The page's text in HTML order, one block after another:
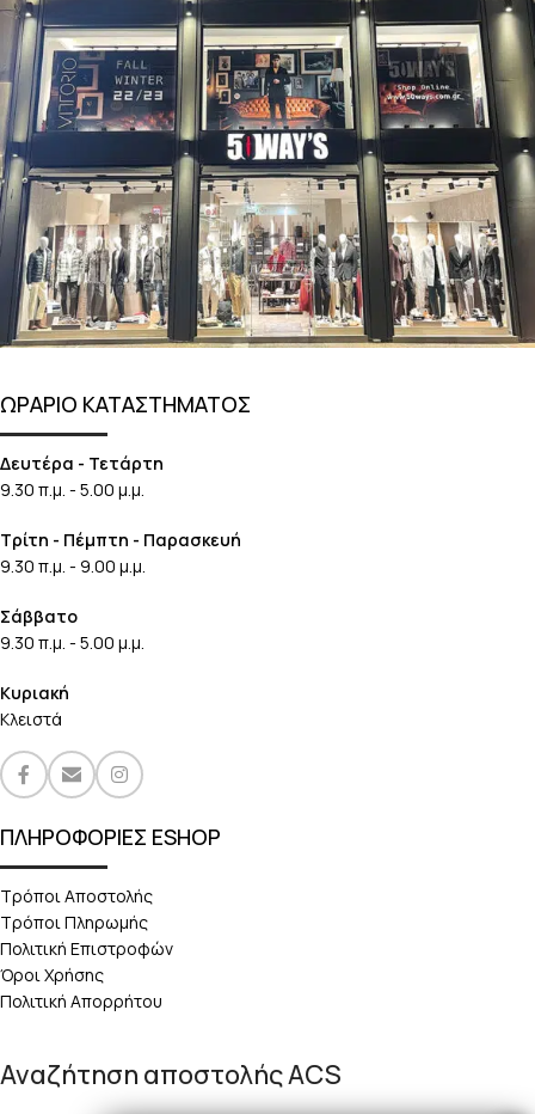
ΩΡΑΡΙΟ ΚΑΤΑΣΤΗΜΑΤΟΣ
Δευτέρα - Τετάρτη
9.30 π.μ. - 5.00 μ.μ.
Τρίτη - Πέμπτη - Παρασκευή
9.30 π.μ. - 9.00 μ.μ.
Σάββατο
9.30 π.μ. - 5.00 μ.μ.
Κυριακή
Κλειστά
ΠΛΗΡΟΦΟΡΙΕΣ ESHOP
Τρόποι Αποστολής
Τρόποι Πληρωμής
Πολιτική Επιστροφών
Όροι Χρήσης
Πολιτική Απορρήτου
Αναζήτηση αποστολής ACS